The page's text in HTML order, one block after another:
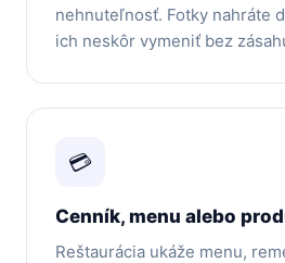
nehnuteľnosť. Fotky nahráte
ich neskôr vymeniť bez
💳
Cenník, menu alebo
Reštaurácia ukáže menu,